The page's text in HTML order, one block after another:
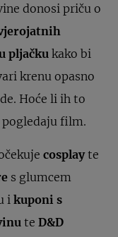
donosi priču o
pljačkukako bi
krenu opasno
Hoće li ih to
film.
cosplayte
s glumcem
i kuponi s
te D&D